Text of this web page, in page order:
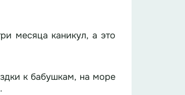
месяца каникул, а это
к бабушкам, на море